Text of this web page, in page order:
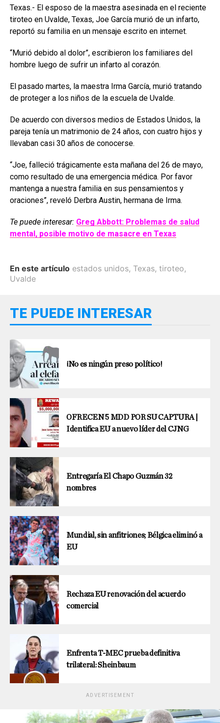
Texas.- El esposo de la maestra asesinada en el reciente
tiroteo en Uvalde, Texas, Joe García murió de un infarto,
reportó su familia en un mensaje escrito en internet.
“Murió debido al dolor”, escribieron los familiares del
hombre luego de sufrir un infarto al corazón.
El pasado martes, la maestra Irma García, murió tratando
de proteger a los niños de la escuela de Uvalde.
De acuerdo con diversos medios de Estados Unidos, la
pareja tenía un matrimonio de 24 años, con cuatro hijos y
llevaban casi 30 años de conocerse.
“Joe, falleció trágicamente esta mañana del 26 de mayo,
como resultado de una emergencia médica. Por favor
mantenga a nuestra familia en sus pensamientos y
oraciones”, reveló Derbra Austin, hermana de Irma.
Te puede interesar: Greg Abbott: Problemas de salud
mental, posible motivo de masacre en Texas
En este artículo estados unidos, Texas, tiroteo,
Uvalde
TE PUEDE INTERESAR
¡No es ningún preso político!
OFRECEN 5 MDD POR SU CAPTURA |
Identifica EU a nuevo líder del CJNG
Entregaría El Chapo Guzmán 32
nombres
Mundial, sin anfitriones; Bélgica eliminó a
EU
Rechaza EU renovación del acuerdo
comercial
Enfrenta T-MEC prueba definitiva
trilateral: Sheinbaum
ADVERTISEMENT